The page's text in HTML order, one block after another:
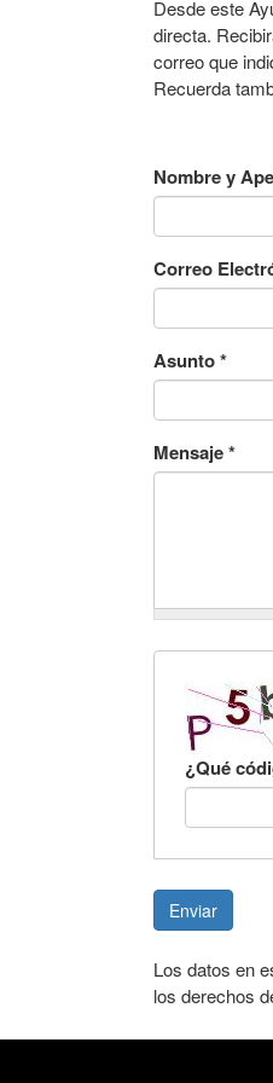
Desde este
directa.
correo que
Recuerda
Nombre y
Correo
Asunto*
Mensaje*
¿Qué
Enviar
Los datos en
los derechos